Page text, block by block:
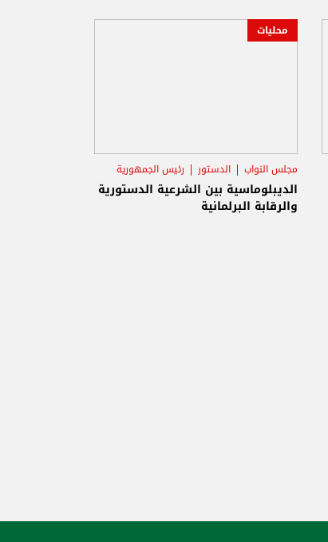
محليات
مجلس النواب الدستور رئيس الجمهورية
الديبلوماسية بين الشرعية الدستورية
والرقابة البرلمانية